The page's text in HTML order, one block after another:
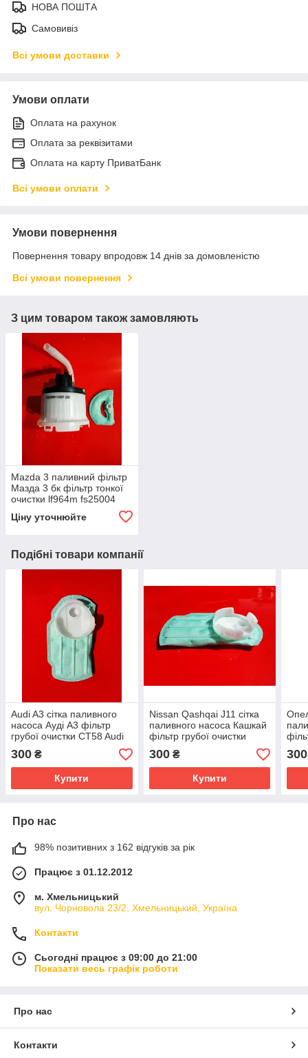
НОВА ПОШТА
Самовивіз
Всі умови доставки
Умови оплати
Оплата на рахунок
Оплата за реквізитами
Оплата на карту ПриватБанк
Всі умови оплати
Умови повернення
Повернення товару впродовж 14 днів за домовленістю
Всі умови повернення
З цим товаром також замовляють
Mazda 3 паливний фільтр
Мазда 3 бк фільтр тонкої
очистки lf964m fs25004
Ціну уточнюйте
Подібні товари компанії
Audi A3 сітка паливного
насоса Ауді А3 фільтр
грубої очистки CT58 Audi
300 ₴
Купити
Nissan Qashqai J11 сітка
паливного насоса Кашкай
фільтр грубої очистки
300₴
Купити
300
Про нас
98% позитивних з 162 відгуків за рік
Працює з 01.12.2012
м. Хмельницький
вул. Чорновола 23/2, Хмельницький, Україна
Контакти
Сьогодні працює з 09:00 до 21:00
Показати весь графік роботи
Про нас
Контакти